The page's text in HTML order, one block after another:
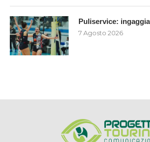
Puliservice:
7 Agosto 2026